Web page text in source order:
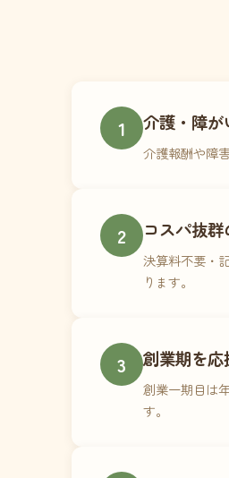
1 介護・障
介護報酬や障
2 コスパ抜
決算料不要・
ります。
3 創業期を応
創業一期目は
す。